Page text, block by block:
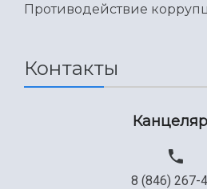
Противодействие
Контакты
8 (846) 267-